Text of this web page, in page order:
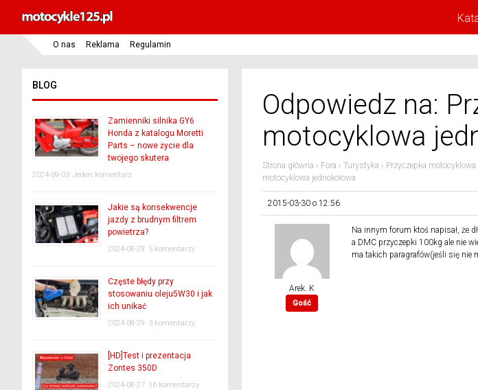
O nas Reklama Regulamin
Odpowiedz na:
motocyklowa
Strona główna › Fora › Turystyka › Przyczepka motocyklowa
motocyklowa jednokołowa
2015-03-30 o 12:56
Arek. K
Gość
Na innym forum ktoś napisał, że
a DMC przyczepki 100kg ale nie
ma takich paragrafów(jeśli się nie
BLOG
Zamienniki silnika GY6
Honda z katalogu Moretti
Parts – nowe życie dla
twojego skutera
2024-09-03 Jeden komentarz
Jakie są konsekwencje
jazdy z brudnym filtrem
powietrza?
2024-08-29 5 komentarzy
Częste błędy przy
stosowaniu oleju5W30 i jak
ich unikać
2024-08-29 3 komentarzy
[HD]Test i prezentacja
Zontes 350D
2024-08-27 16 komentarzy